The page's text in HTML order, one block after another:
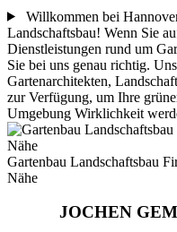
Willkommen bei
Landschaftsbau! Wenn Sie
Dienstleistungen rund um
Sie bei uns genau richtig.
Gartenarchitekten,
zur Verfügung, um Ihre
Umgebung Wirklichkeit
Gartenbau Landschaftsbau
Nähe
JOCHEN